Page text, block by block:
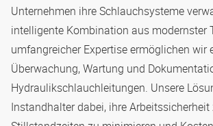
Unternehmen ihre Schlauchsysteme
intelligente Kombination aus modernster
umfangreicher Expertise ermöglichen wir
Überwachung, Wartung und
Hydraulikschlauchleitungen. Unsere
Instandhalter dabei, ihre